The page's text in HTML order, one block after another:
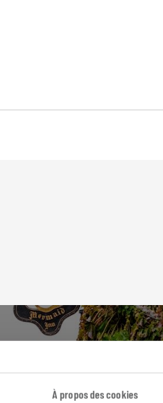
À propos des cookies